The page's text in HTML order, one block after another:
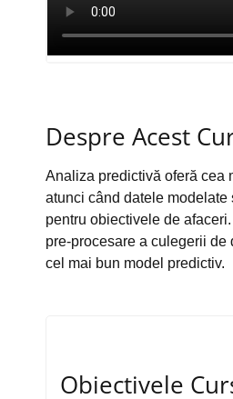
Despre Acest
Analiza predictivă oferă cea
atunci când datele modelate
pentru obiectivele de
pre-procesare a culegerii de
cel mai bun model predictiv.
Obiectivele